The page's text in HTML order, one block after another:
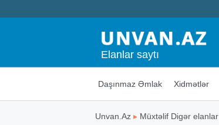
Elanlar saytı
Daşınmaz Əmlak Xidmətlər
Unvan.Az ▸ Müxtəlif Digər elanlar